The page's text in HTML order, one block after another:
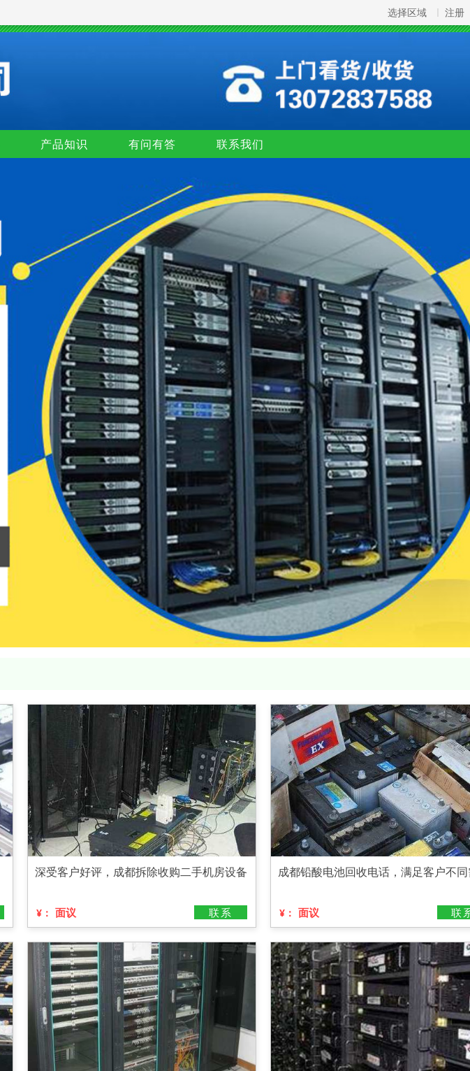
选择区域 注册
产品知识 有问有答 联系我们
深受客户好评，成都拆除收购二手机房设备
¥： 面议 联系
成都铅酸电池回收电话，满足客户不
¥： 面议 联